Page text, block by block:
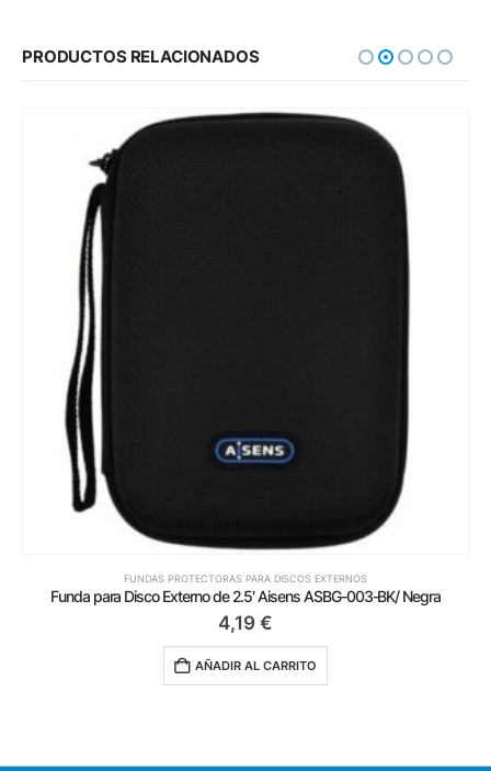
PRODUCTOS RELACIONADOS
FUNDAS PROTECTORAS PARA DISCOS EXTERNOS
Funda para Disco Externo de 2.5′ Aisens ASBG-003-BK/ Negra
4,19 €
AÑADIR AL CARRITO